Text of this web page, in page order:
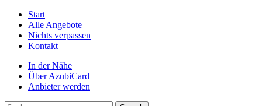
Start
Alle Angebote
Nichts verpassen
Kontakt
In der Nähe
Über AzubiCard
Anbieter werden